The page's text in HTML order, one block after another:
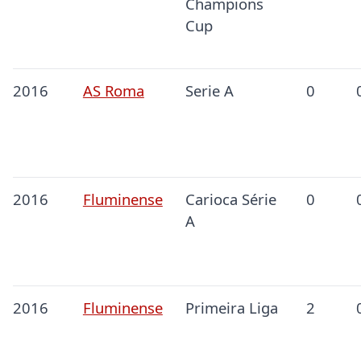
Cup
2016 AS Roma Serie A 0
2016 Fluminense
Carioca Série
A
0
2016 Fluminense Primeira Liga 2